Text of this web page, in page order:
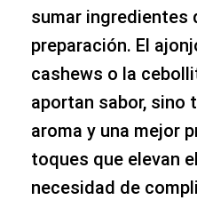
sumar ingredientes
preparación. El
cashews o la
aportan sabor, sino
aroma y una mejor
toques que elevan
necesidad de